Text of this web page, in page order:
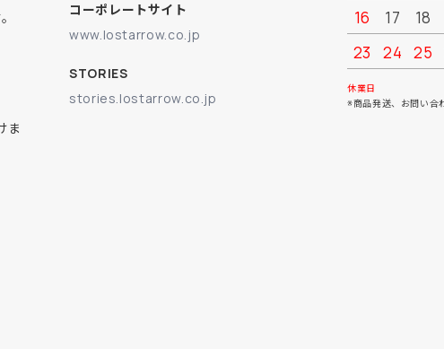
ま
コーポレートサイト
www.lostarrow.co.jp
STORIES
stories.lostarrow.co.jp
16
17 18
23
24 25
30
休業日
※商品発送、お問い合